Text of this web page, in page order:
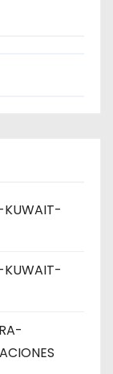
KUWAIT-
KUWAIT-